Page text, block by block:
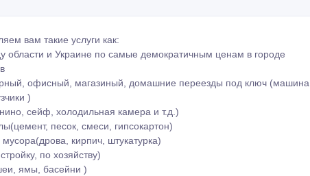
вам такие услуги как:
области и Украине по самые демократичным ценам в городе
офисный, магазиный, домашние переезды под ключ (машина
)
сейф, холодильная камера и т.д.)
песок, смеси, гипсокартон)
кирпич, штукатурка)
по хозяйству)
ямы, басейни )